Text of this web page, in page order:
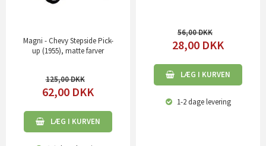
Magni - Chevy Stepside Pick-
up (1955), matte farver
125,00
62,00 DKK
LÆG I KURVEN
56,00
28,00 DKK
LÆG I KURVEN
1-2 dagelevering